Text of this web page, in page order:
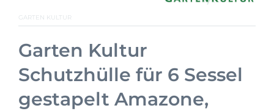
GARTEN KULTUR
Garten Kultur
Schutzhülle für 6 Sessel
gestapelt Amazone,